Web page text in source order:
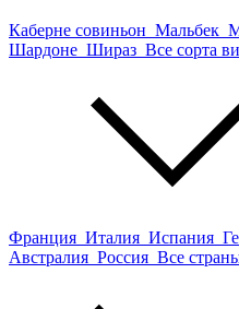
Каберне совиньон Мальбек
Шардоне Шираз Все сорта
Франция Италия Испания
Австралия Россия Все